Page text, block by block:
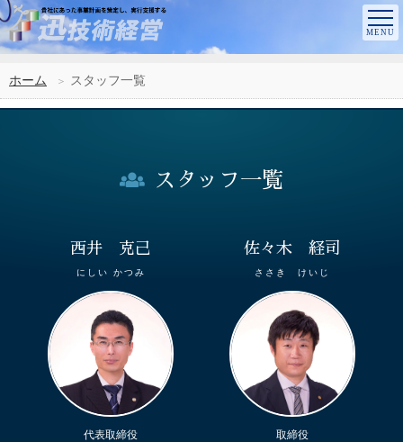
ホーム スタッフ一覧
スタッフ一覧
西井 克己
にしい かつみ
代表取締役
佐々木 経司
ささき けいじ
取締役